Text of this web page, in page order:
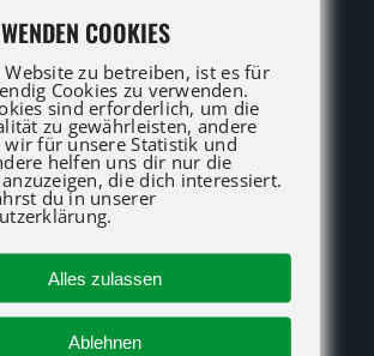
nutzen Sie unser
für eine Anfrage.
Übersicht
Genie
Merlo
COOKIES
Website zu betreiben, ist es für
Cookies zu verwenden.
sind erforderlich, um die
zu gewährleisten, andere
wir für unsere Statistik und
helfen uns dir nur die
die dich interessiert.
du in unserer
Alles zulassen
Ablehnen